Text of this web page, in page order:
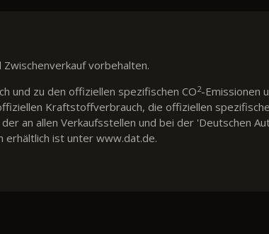
vorbehalten.
und zu den offiziellen spezifischen CO2-Emissionen
Kraftstoffverbrauch, die offiziellen
an allen Verkaufsstellen und bei der 'Deutschen
erhältlich ist unter www.dat.de.